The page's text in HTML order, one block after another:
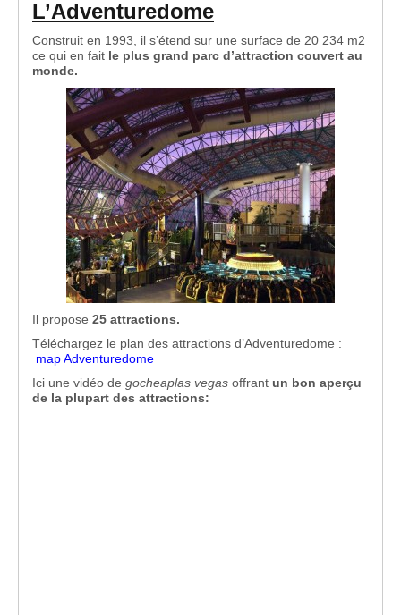
L’Adventuredome
Construit en 1993, il s’étend sur une surface de 20 234 m2
ce qui en fait le plus grand parc d’attraction couvert au
monde.
Il propose 25 attractions.
Téléchargez le plan des attractions d’Adventuredome :
map Adventuredome
Ici une vidéo de gocheaplas vegas offrant un bon aperçu
de la plupart des attractions: